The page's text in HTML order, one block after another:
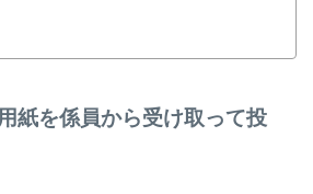
紙を係員から受け取って投